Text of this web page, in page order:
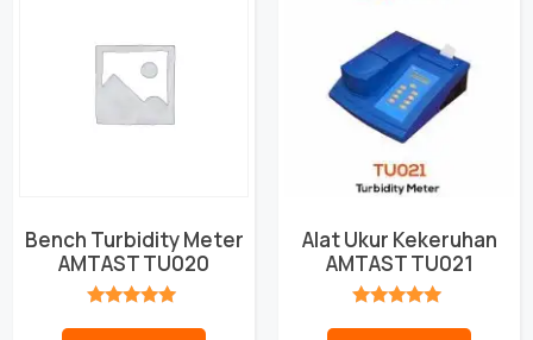
Bench Turbidity Meter
AMTAST TU020
Alat Ukur Kekeruhan
AMTAST TU021